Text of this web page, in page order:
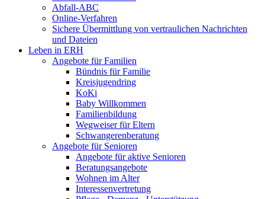
Abfall-ABC
Online-Verfahren
Sichere Übermittlung von vertraulichen Nachrichten
und Dateien
Leben in ERH
Angebote für Familien
Bündnis für Familie
Kreisjugendring
KoKi
Baby Willkommen
Familienbildung
Wegweiser für Eltern
Schwangerenberatung
Angebote für Senioren
Angebote für aktive Senioren
Beratungsangebote
Wohnen im Alter
Interessenvertretung